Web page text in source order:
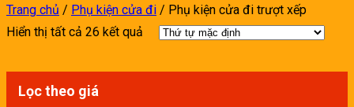
Trang chủ / Phụ kiện cửa đi / Phụ kiện cửa đi trượt xếp
Hiển thị tất cả 26 kết quả
Lọc theo giá